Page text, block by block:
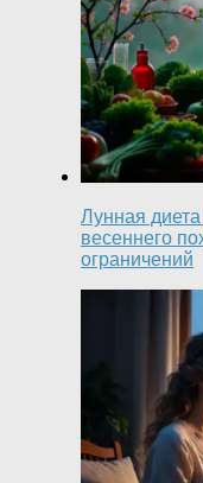
Лунная
весеннего
ограничений